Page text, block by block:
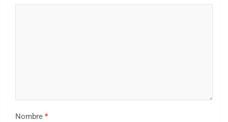
Nombre *